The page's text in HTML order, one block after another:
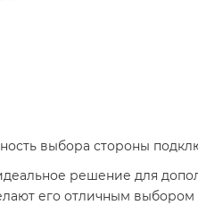
выбора стороны
решение для
его отличным